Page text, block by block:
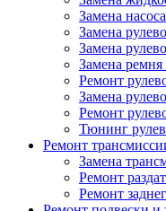
Замена
Замена
Замена
Замена ремня
Ремонт
Замена
Ремонт
Тюнинг
Ремонт
Замена
Ремонт
Ремонт